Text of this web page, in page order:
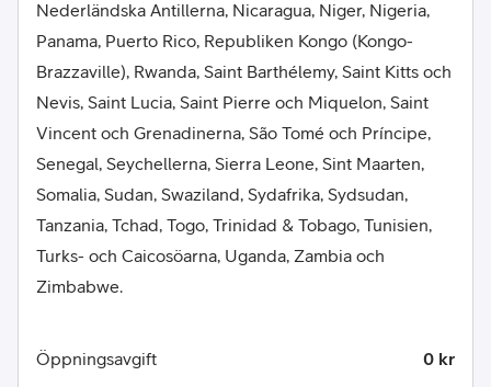
Nederländska Antillerna, Nicaragua, Niger, Nigeria,
Panama, Puerto Rico, Republiken Kongo (Kongo-
Brazzaville), Rwanda, Saint Barthélemy, Saint Kitts och
Nevis, Saint Lucia, Saint Pierre och Miquelon, Saint
Vincent och Grenadinerna, São Tomé och Príncipe,
Senegal, Seychellerna, Sierra Leone, Sint Maarten,
Somalia, Sudan, Swaziland, Sydafrika, Sydsudan,
Tanzania, Tchad, Togo, Trinidad & Tobago, Tunisien,
Turks- och Caicosöarna, Uganda, Zambia och
Zimbabwe.
Öppningsavgift 0 kr